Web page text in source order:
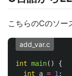
こちらのCのソー
add_var.c
int main()
{
int
a = 1 ;